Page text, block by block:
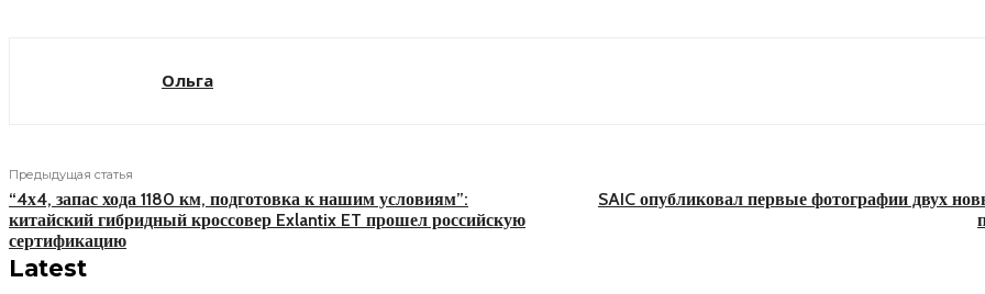
Ольга
Предыдущая статья
“4х4, запас хода 1180 км, подготовка к нашим условиям”:
китайский гибридный кроссовер Exlantix ET прошел российскую
сертификацию
SAIC опубликовал первые фотографии двух
Latest